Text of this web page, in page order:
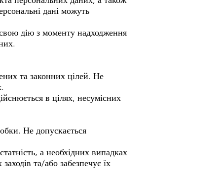
дані можуть
дію з моменту надходження
та законних цілей. Не
в цілях, несумісних
Не допускається
а необхідних випадках
та/або забезпечує їх